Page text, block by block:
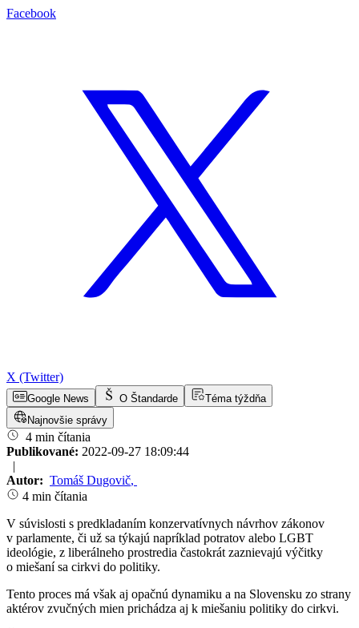
Facebook
X (Twitter)
Google News O Štandarde
Téma týždňa
Najnovšie správy
4 min čítania
Publikované: 2022-09-27 18:09:44
|
Autor: Tomáš Dugovič,
4 min čítania
V súvislosti s predkladaním konzervatívnych návrhov zákonov
v parlamente, či už sa týkajú napríklad potratov alebo LGBT
ideológie, z liberálneho prostredia častokrát zaznievajú výčitky
o miešaní sa cirkvi do politiky.
Tento proces má však aj opačnú dynamiku a na Slovensku zo strany
aktérov zvučných mien prichádza aj k miešaniu politiky do cirkvi.